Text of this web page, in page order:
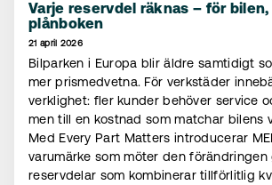
Varje reservdel räknas – för
plånboken
21 april 2026
Bilparken i Europa blir äldre samtidigt
mer prismedvetna. För verkstäder
verklighet: fler kunder behöver service
men till en kostnad som matchar bilens
Med Every Part Matters introducerar
varumärke som möter den förändringen
reservdelar som kombinerar tillförlitlig